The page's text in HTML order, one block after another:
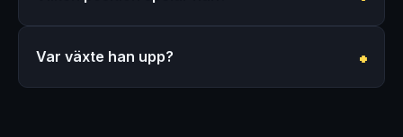
Var växte han upp?